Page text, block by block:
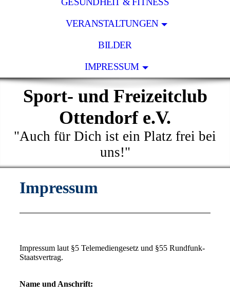
VERANSTALTUNGEN
BILDER
IMPRESSUM
Sport- und Freizeitclub
Ottendorf e.V.
"Auch für Dich ist ein Platz frei bei
uns!"
Impressum
Impressum laut §5 Telemediengesetz und §55 Rundfunk-
Staatsvertrag.
Name und Anschrift: